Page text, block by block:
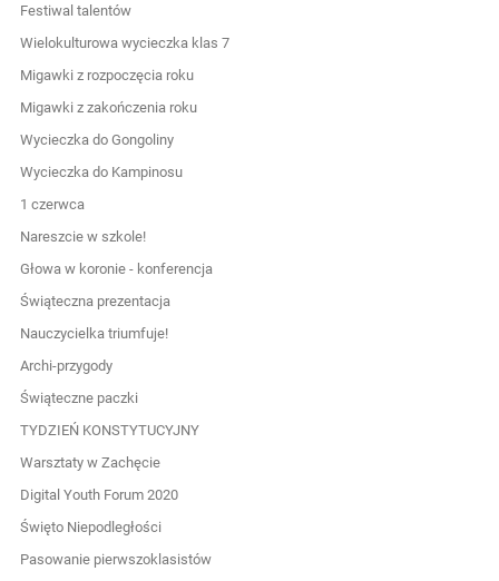
Festiwal talentów
Wielokulturowa wycieczka klas 7
Migawki z rozpoczęcia roku
Migawki z zakończenia roku
Wycieczka do Gongoliny
Wycieczka do Kampinosu
1 czerwca
Nareszcie w szkole!
Głowa w koronie - konferencja
Świąteczna prezentacja
Nauczycielka triumfuje!
Archi-przygody
Świąteczne paczki
TYDZIEŃ KONSTYTUCYJNY
Warsztaty w Zachęcie
Digital Youth Forum 2020
Święto Niepodległości
Pasowanie pierwszoklasistów